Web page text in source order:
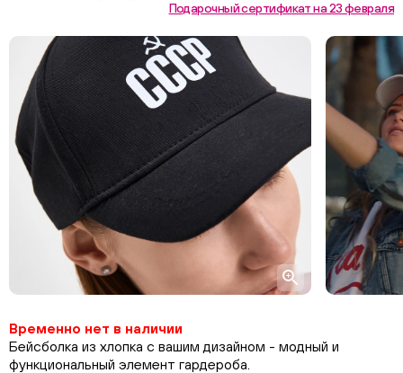
Временно нет в наличии
Бейсболка из хлопка с вашим дизайном - модный и
функциональный элемент гардероба.
Подарочный сертификат на 23 февраля